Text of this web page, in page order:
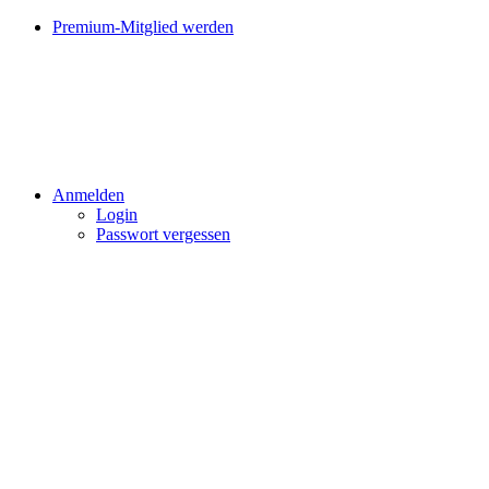
Premium-Mitglied werden
Anmelden
Login
Passwort vergessen